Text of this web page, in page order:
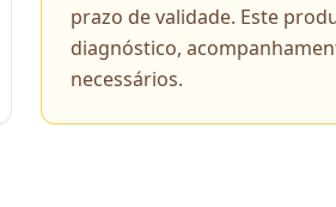
prazo de validade. Este
diagnóstico,
necessários.